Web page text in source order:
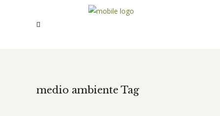
medio ambiente Tag